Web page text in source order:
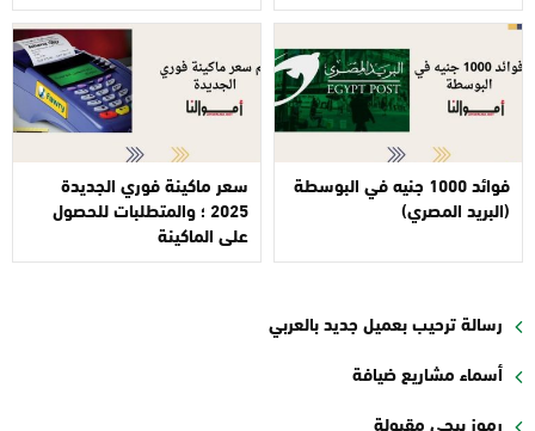
فوائد 1000 جنيه في البوسطة
(البريد المصري)
سعر ماكينة فوري الجديدة
2025 ؛ والمتطلبات للحصول
على الماكينة
رسالة ترحيب بعميل جديد بالعربي
أسماء مشاريع ضيافة
رموز ببجي مقبولة